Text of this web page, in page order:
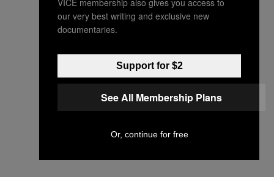
our very best writing and exclusive new
documentaries.
Support for $2
See All Membership Plans
Or, continue for free